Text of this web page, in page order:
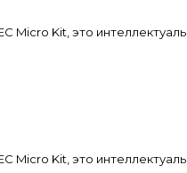
Kit, это интеллектуаль..
Kit, это интеллектуаль..